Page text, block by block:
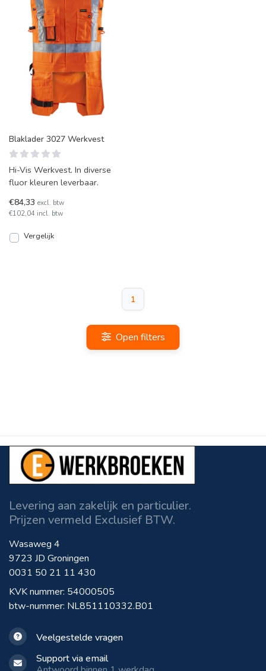
Blaklader 3027 Werkvest
Hi-Vis Werkvest. In diverse
fluor kleuren leverbaar.
€84,33 excl. btw
€102,04 incl. btw
Vergelijk
1
Open filters
Levering aan zakelijk en particulier.
Prijzen vermeld Exclusief BTW.
Wasaweg 4
9723 JD Groningen
0031 50 21 11 430
KVK nummer: 54000505
btw-nummer: NL851110332.B01
Veelgestelde vragen
Support via email